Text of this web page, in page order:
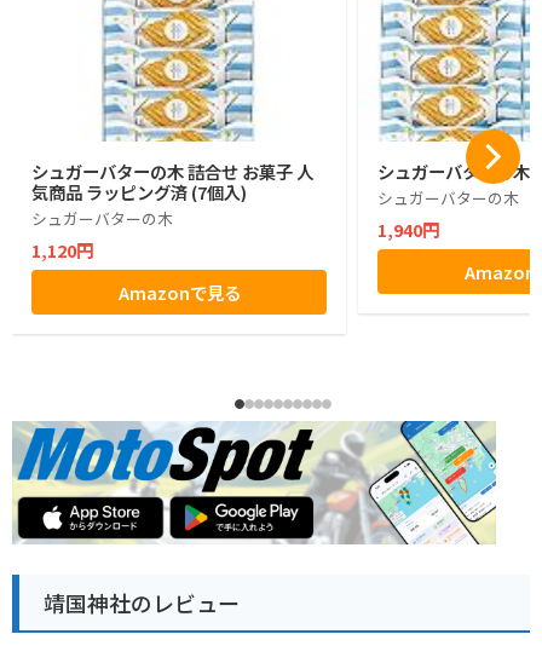
シュガーバターの木 詰合せ お菓子 人
気商品 ラッピング済 (7個入)
シュガーバターの木
1,120円
Amazonで見る
シュガーバターの木
シュガーバターの木
1,940円
Amazon
靖国神社のレビュー